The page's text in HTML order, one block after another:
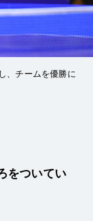
、チームを優勝に
をついてい